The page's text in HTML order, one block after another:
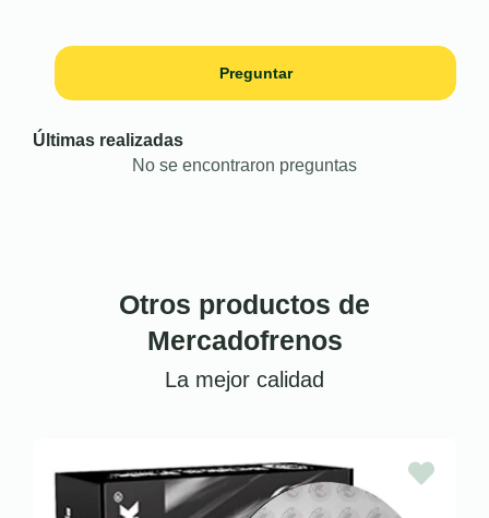
Preguntar
Últimas realizadas
No se encontraron preguntas
Otros productos de
Mercadofrenos
La mejor calidad